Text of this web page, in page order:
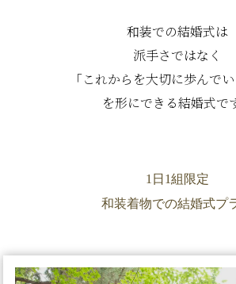
和装での結婚式は
派手さではなく
「これからを大切に歩んでい
を形にできる結婚式で
1日1組限定
和装着物での結婚式プ